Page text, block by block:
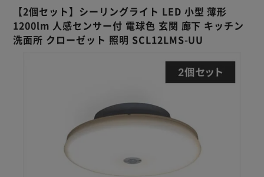
【2個セット】シーリングライト LED 小型 薄形
1200lm 人感センサー付 電球色 玄関 廊下 キッチン
洗面所 クローゼット 照明 SCL12LMS-UU